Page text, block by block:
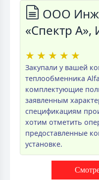
ООО
«Спектр
★ ★ ★ ★ ★
Закупали у вашей
теплообменника
комплектующие
заявленным
спецификациям
хотим отметить
предоставленные
установке.